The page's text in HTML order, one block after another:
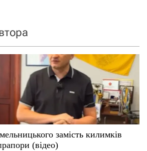
замість килимків
(відео)